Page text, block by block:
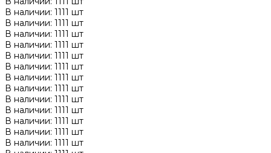
В наличии: 1111 шт
В наличии: 1111 шт
В наличии: 1111 шт
В наличии: 1111 шт
В наличии: 1111 шт
В наличии: 1111 шт
В наличии: 1111 шт
В наличии: 1111 шт
В наличии: 1111 шт
В наличии: 1111 шт
В наличии: 1111 шт
В наличии: 1111 шт
В наличии: 1111 шт